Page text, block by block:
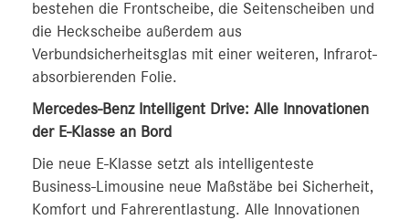
bestehen die Frontscheibe, die Seitenscheiben und
die Heckscheibe außerdem aus
Verbundsicherheitsglas mit einer weiteren, Infrarot-
absorbierenden Folie.
Mercedes-Benz Intelligent Drive: Alle Innovationen
der E-Klasse an Bord
Die neue E-Klasse setzt als intelligenteste
Business-Limousine neue Maßstäbe bei Sicherheit,
Komfort und Fahrerentlastung. Alle Innovationen